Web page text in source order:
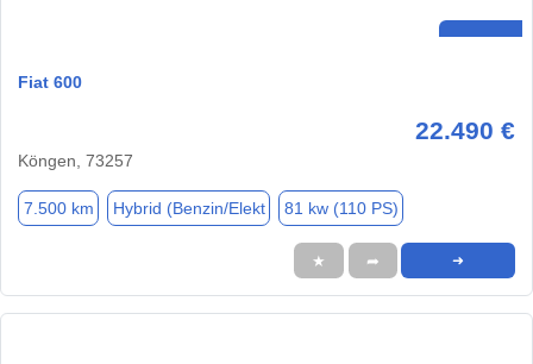
Fiat 600
22.490 €
Köngen, 73257
7.500 km Hybrid (Benzin/Elekt 81 kw (110 PS)
★ ➦ ➜